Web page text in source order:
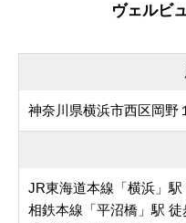
ヴェルビ
神奈川県横浜市西区岡野
JR東海道本線「横浜」駅
相鉄本線「平沼橋」駅 徒